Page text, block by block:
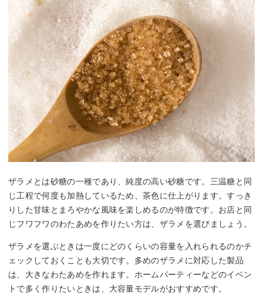
ザラメとは砂糖の一種であり、純度の高い砂糖です。三温糖と同
じ工程で何度も加熱しているため、茶色に仕上がります。すっき
りした甘味とまろやかな風味を楽しめるのが特徴です。お店と同
じフワフワのわたあめを作りたい方は、ザラメを選びましょう。
ザラメを選ぶときは一度にどのくらいの容量を入れられるのかチ
ェックしておくことも大切です。多めのザラメに対応した製品
は、大きなわたあめを作れます。ホームパーティーなどのイベン
トで多く作りたいときは、大容量モデルがおすすめです。